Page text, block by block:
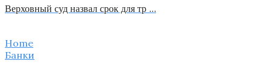
Верховный суд назвал срок для тр …
Home
Банки